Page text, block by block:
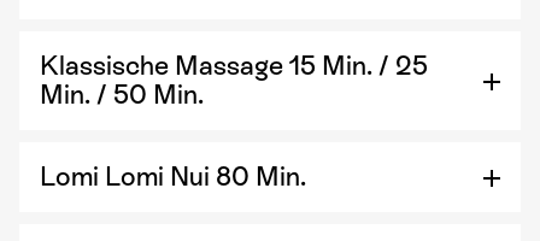
Klassische Massage 15 Min. / 25
Min. / 50 Min.
Lomi Lomi Nui 80 Min.